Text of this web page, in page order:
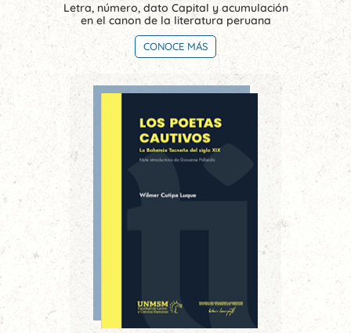
Letra, número, dato Capital y acumulación
en el canon de la literatura peruana
CONOCE MÁS